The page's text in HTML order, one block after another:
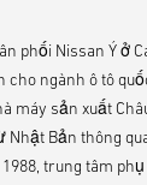
phối Nissan Ý ở
ngành ô tô
máy sản xuất
Nhật Bản thông
trung tâm